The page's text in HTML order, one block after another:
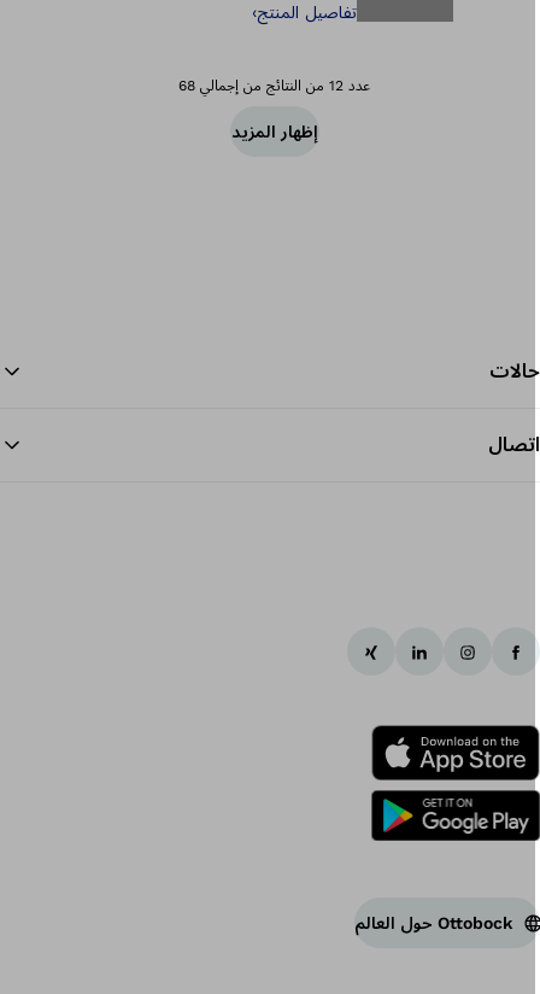
تفاصيل المنتج›
عدد 12 من النتائج من إجمالي 68
إظهار المزيد
Ottobock حول العالم